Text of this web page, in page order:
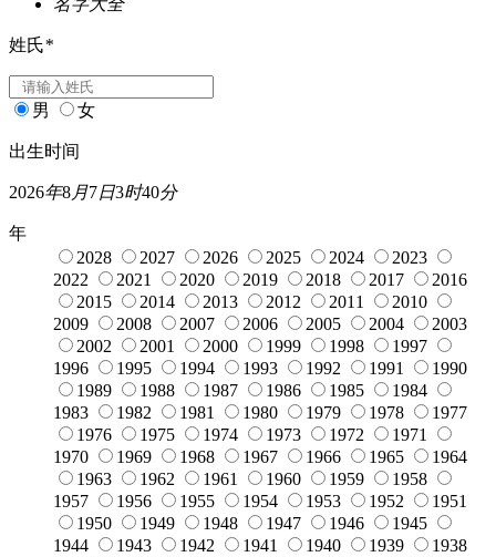
名字大全
姓氏*
男 女
出生时间
2026年8月7日3时40分
年
2028
2027 2026 2025 2024
2023
2022
2021 2020 2019 2018 2017
2016
2015
2014 2013 2012 2011
2010
2009
2008 2007 2006 2005 2004
2003
2002
2001 2000 1999 1998
1997
1996
1995 1994 1993 1992 1991
1990
1989
1988 1987 1986 1985
1984
1983
1982 1981 1980 1979 1978
1977
1976
1975 1974 1973 1972
1971
1970
1969 1968 1967 1966 1965
1964
1963
1962 1961 1960 1959
1958
1957
1956 1955 1954 1953 1952
1951
1950
1949 1948 1947 1946
1945
1944
1943 1942 1941 1940 1939
1938